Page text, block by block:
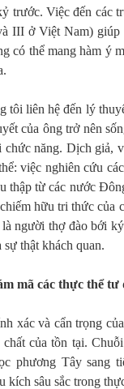
trước. Việc đến các
III ở Việt Nam) giúp
có thể mang hàm ý
tôi liên hệ đến lý
của ông trở nên
năng. Dịch giả,
việc nghiên cứu
thập từ các nước
hữu tri thức của
người thợ đào bới
thật khách quan.
mã các thực thể tư
xác và cẩn trọng
chất của tồn tại.
phương Tây sang
kích sâu sắc trong